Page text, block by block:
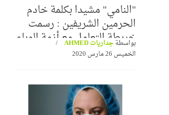
"النامي" مشيدا بكلمة خادم
الحرمين الشريفين : رسمت
خريطة التعامل مع أزمة الوباء
العالمي
بواسطةجداريات AHMED
الخميس 26 مارس 2020